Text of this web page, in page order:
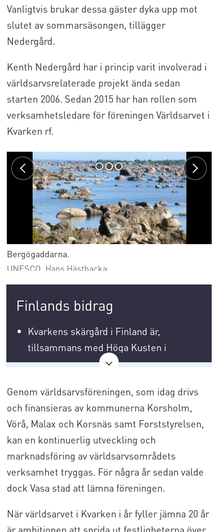
Vanligtvis brukar dessa gäster dyka upp mot
slutet av sommarsäsongen, tillägger
Nedergård.
Kenth Nedergård har i princip varit involverad i
världsarvsrelaterade projekt ända sedan
starten 2006. Sedan 2015 har han rollen som
verksamhetsledare för föreningen Världsarvet i
Kvarken rf.
Bergögaddarna.
UNESCO, Hans Hästbacka
Finlands bidrag
Kvarkens skärgård i Finland är,
tillsammans med Höga Kusten i
Sverige, inskriven på UNESCOs
namnet High Coast / Kvarken
Archipelago.
Det upptogs år 2006 och är Finlands
enda naturobjekt på listan.
Området är internationellt känt för sin
unika och pågående landhöjning efter
den senaste istiden.
Genom världsarvsföreningen, som idag drivs
och finansieras av kommunerna Korsholm,
Vörå, Malax och Korsnäs samt Forststyrelsen,
kan en kontinuerlig utveckling och
marknadsföring av världsarvsområdets
verksamhet tryggas. För några år sedan valde
dock Vasa stad att lämna föreningen.
När världsarvet i Kvarken i år fyller jämna 20 år
är ambitionen att sprida ut festligheterna över